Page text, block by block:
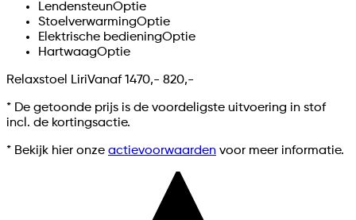
LendensteunOptie
StoelverwarmingOptie
Elektrische bedieningOptie
HartwaagOptie
Relaxstoel LiriVanaf 1470,- 820,-
* De getoonde prijs is de voordeligste uitvoering in stof
incl. de kortingsactie.
* Bekijk hier onze actievoorwaarden voor meer informatie.